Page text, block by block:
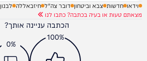
וידאו חדשות צבא וביטחון דובר צה"ל חיזבאללה לבנון
מצאתם טעות או בעיה בכתבה? כתבו לנו
הכתבה עניינה אותך?
100%
0%